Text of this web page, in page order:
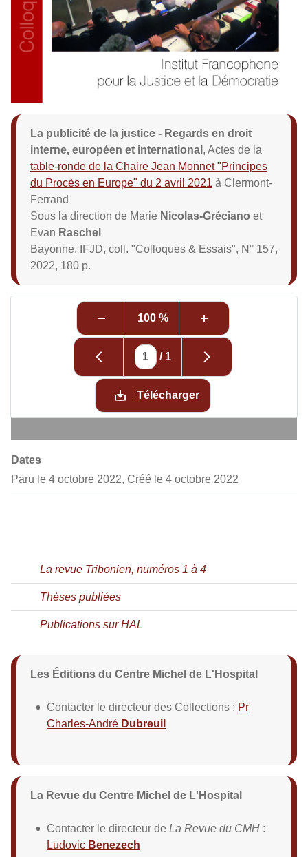
La publicité de la justice - Regards en droit
interne, européen et international , Actes de la
table-ronde de la Chaire Jean Monnet "Principes
du Procès en Europe" du 2 avril 2021 à Clermont-
Ferrand
Sous la direction de Marie Nicolas-Gréciano et
Evan Raschel
Bayonne, IFJD, coll. "Colloques & Essais", N° 157,
2022, 180 p.
100 %
/ 1
Télécharger
Dates
Paru le 4 octobre 2022, Créé le 4 octobre 2022
La revue Tribonien, numéros 1 à 4
Thèses publiées
Publications sur HAL
Les Éditions du Centre Michel de L'Hospital
Contacter le directeur des Collections : Pr
Charles-André Dubreuil
La Revue du Centre Michel de L'Hospital
Contacter le directeur de La Revue du CMH :
Ludovic Benezech